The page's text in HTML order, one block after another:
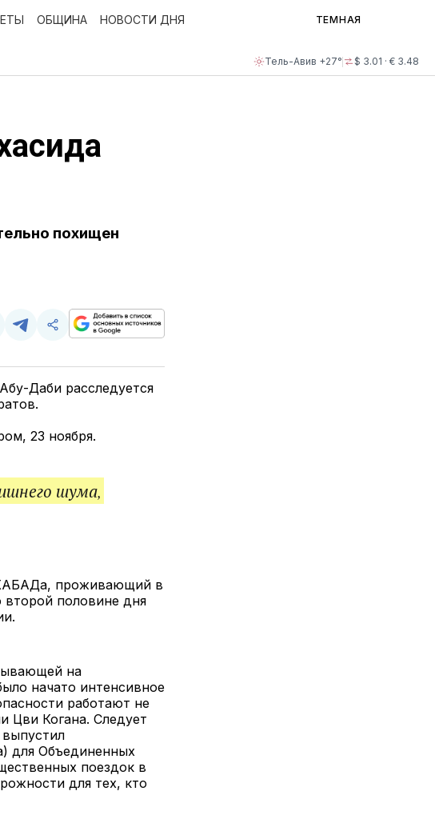
Тель-Авив +27° $ 3.01 · € 3.48
ОБЩИНА НОВОСТИ ДНЯ ТЕМНАЯ
похищен
Поделиться
Telegram
Скопируйте
поделитесь
ссылкой
Даби расследуется
23 ноября.
шума,
проживающий в
половине дня
на
начато интенсивное
работают не
Цви Когана. Следует
для Объединенных
поездок в
для тех, кто